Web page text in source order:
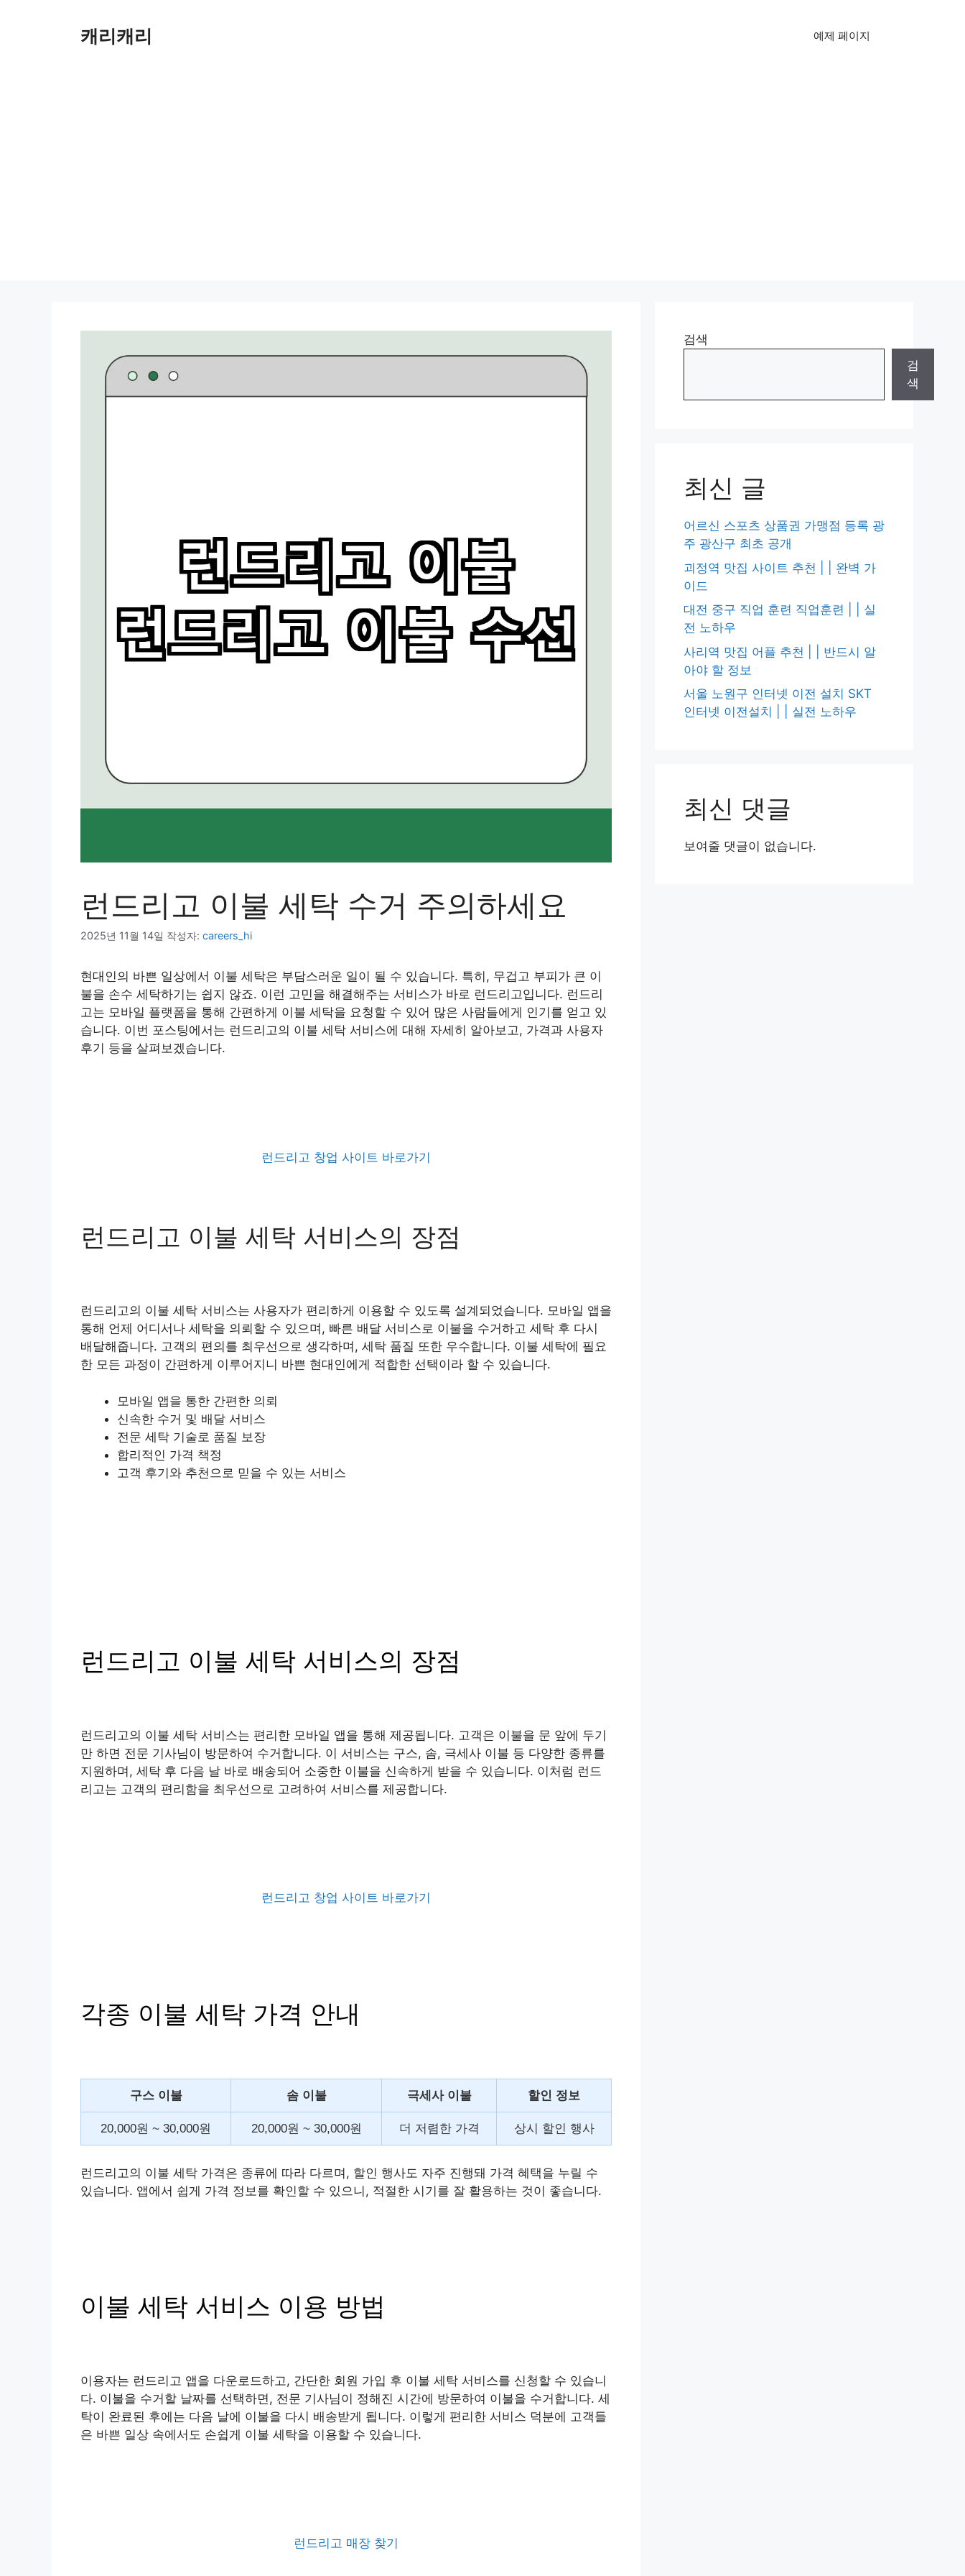
캐리캐리 예제 페이지
런드리고 이불 세탁 수거 주의하세요
2025년 11월 14일 작성자: careers_hi
현대인의 바쁜 일상에서 이불 세탁은 부담스러운 일이 될 수 있습니다. 특히, 무겁고 부피가 큰 이
불을 손수 세탁하기는 쉽지 않죠. 이런 고민을 해결해주는 서비스가 바로 런드리고입니다. 런드리
고는 모바일 플랫폼을 통해 간편하게 이불 세탁을 요청할 수 있어 많은 사람들에게 인기를 얻고 있
습니다. 이번 포스팅에서는 런드리고의 이불 세탁 서비스에 대해 자세히 알아보고, 가격과 사용자
후기 등을 살펴보겠습니다.
런드리고 창업 사이트 바로가기
런드리고 이불 세탁 서비스의 장점
런드리고의 이불 세탁 서비스는 사용자가 편리하게 이용할 수 있도록 설계되었습니다. 모바일 앱을
통해 언제 어디서나 세탁을 의뢰할 수 있으며, 빠른 배달 서비스로 이불을 수거하고 세탁 후 다시
배달해줍니다. 고객의 편의를 최우선으로 생각하며, 세탁 품질 또한 우수합니다. 이불 세탁에 필요
한 모든 과정이 간편하게 이루어지니 바쁜 현대인에게 적합한 선택이라 할 수 있습니다.
모바일 앱을 통한 간편한 의뢰
신속한 수거 및 배달 서비스
전문 세탁 기술로 품질 보장
합리적인 가격 책정
고객 후기와 추천으로 믿을 수 있는 서비스
런드리고 이불 세탁 서비스의 장점
런드리고의 이불 세탁 서비스는 편리한 모바일 앱을 통해 제공됩니다. 고객은 이불을 문 앞에 두기
만 하면 전문 기사님이 방문하여 수거합니다. 이 서비스는 구스, 솜, 극세사 이불 등 다양한 종류를
지원하며, 세탁 후 다음 날 바로 배송되어 소중한 이불을 신속하게 받을 수 있습니다. 이처럼 런드
리고는 고객의 편리함을 최우선으로 고려하여 서비스를 제공합니다.
런드리고 창업 사이트 바로가기
각종 이불 세탁 가격 안내
구스 이불 솜 이불 극세사 이불 할인 정보
20,000원 ~ 30,000원 20,000원 ~ 30,000원 더 저렴한 가격 상시 할인 행사
런드리고의 이불 세탁 가격은 종류에 따라 다르며, 할인 행사도 자주 진행돼 가격 혜택을 누릴 수
있습니다. 앱에서 쉽게 가격 정보를 확인할 수 있으니, 적절한 시기를 잘 활용하는 것이 좋습니다.
이불 세탁 서비스 이용 방법
이용자는 런드리고 앱을 다운로드하고, 간단한 회원 가입 후 이불 세탁 서비스를 신청할 수 있습니
다. 이불을 수거할 날짜를 선택하면, 전문 기사님이 정해진 시간에 방문하여 이불을 수거합니다. 세
탁이 완료된 후에는 다음 날에 이불을 다시 배송받게 됩니다. 이렇게 편리한 서비스 덕분에 고객들
은 바쁜 일상 속에서도 손쉽게 이불 세탁을 이용할 수 있습니다.
런드리고 매장 찾기
검색
검
색
최신 글
어르신 스포츠 상품권 가맹점 등록 광
주 광산구 최초 공개
괴정역 맛집 사이트 추천 | | 완벽 가
이드
대전 중구 직업 훈련 직업훈련 | | 실
전 노하우
사리역 맛집 어플 추천 | | 반드시 알
아야 할 정보
서울 노원구 인터넷 이전 설치 SKT
인터넷 이전설치 | | 실전 노하우
최신 댓글
보여줄 댓글이 없습니다.